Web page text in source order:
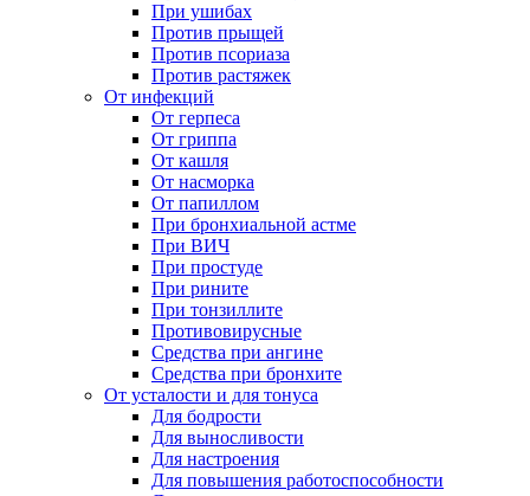
При ушибах
Против прыщей
Против псориаза
Против растяжек
От инфекций
От герпеса
От гриппа
От кашля
От насморка
От папиллом
При бронхиальной астме
При ВИЧ
При простуде
При рините
При тонзиллите
Противовирусные
Средства при ангине
Средства при бронхите
От усталости и для тонуса
Для бодрости
Для выносливости
Для настроения
Для повышения работоспособности